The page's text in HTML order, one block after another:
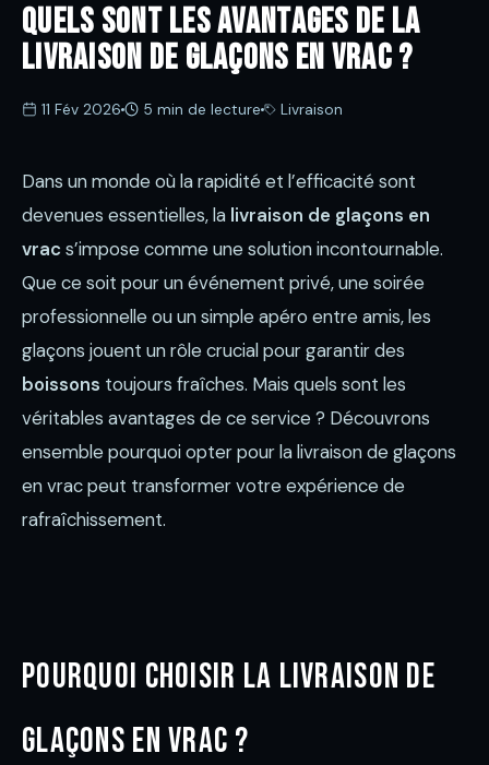
Quels sont les avantages de la
livraison de glaçons en vrac ?
11 Fév 2026 5 min de lecture Livraison
Dans un monde où la rapidité et l’efficacité sont
devenues essentielles, la livraison de glaçons en
vrac s’impose comme une solution incontournable.
Que ce soit pour un événement privé, une soirée
professionnelle ou un simple apéro entre amis, les
glaçons jouent un rôle crucial pour garantir des
boissons toujours fraîches. Mais quels sont les
véritables avantages de ce service ? Découvrons
ensemble pourquoi opter pour la livraison de glaçons
en vrac peut transformer votre expérience de
rafraîchissement.
Pourquoi choisir la livraison de
glaçons en vrac ?